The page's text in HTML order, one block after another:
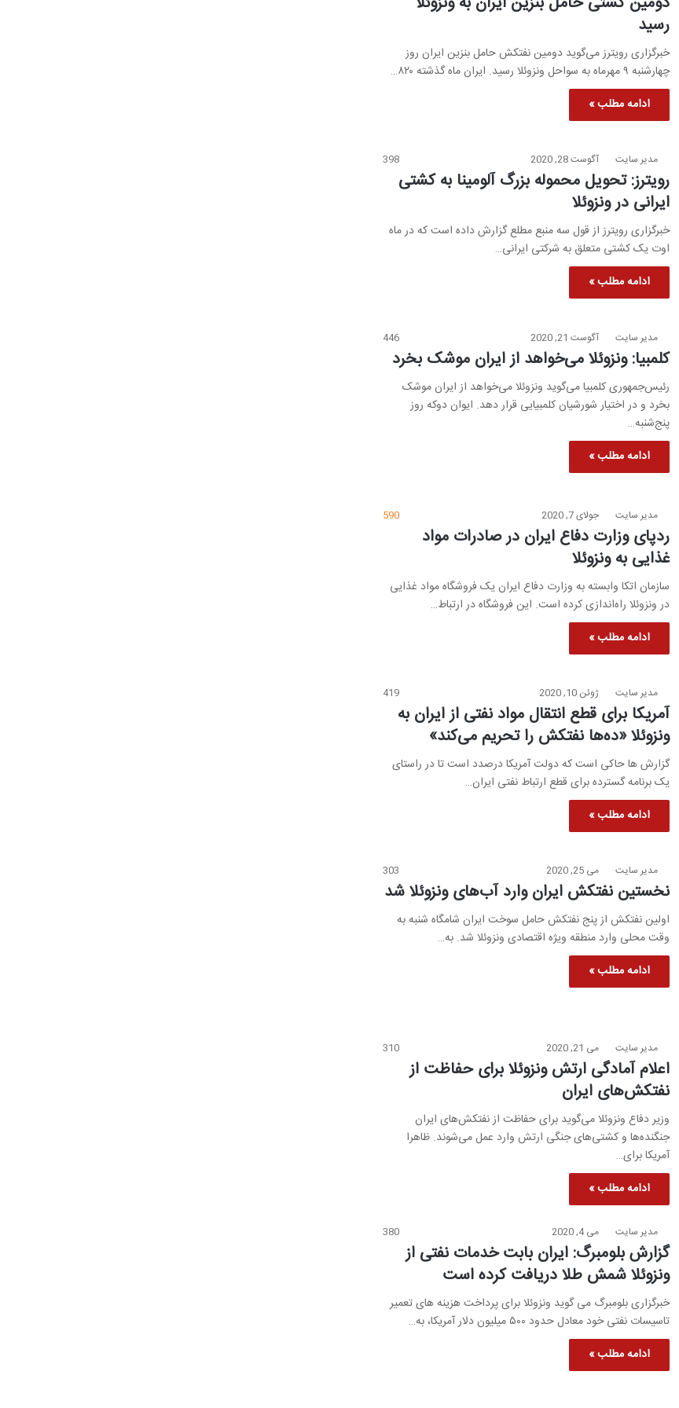
رسید
خبرگزاری رویترز می‌گوید دومین نفتکش حامل بنزین ایران روز
چهارشنبه ۹ مهرماه به سواحل ونزوئلا رسید. ایران ماه گذشته ۸۲۰…
ادامه مطلب »
مدیر سایت آگوست 28, 2020 398
رویترز: تحویل محموله بزرگ آلومینا به کشتی
ایرانی در ونزوئلا
خبرگزاری رویترز از قول سه منبع مطلع گزارش داده است که در ماه
اوت یک کشتی متعلق به شرکتی ایرانی…
ادامه مطلب »
مدیر سایت آگوست 21, 2020 446
کلمبیا: ونزوئلا می‌خواهد از ایران موشک بخرد
رئیس‌جمهوری کلمبیا می‌گوید ونزوئلا می‌خواهد از ایران موشک
بخرد و در اختیار شورشیان کلمبیایی قرار دهد. ایوان دوکه روز
پنج‌شنبه…
ادامه مطلب »
مدیر سایت جولای 7, 2020 590
ردپای وزارت دفاع ایران در صادرات مواد
غذایی به ونزوئلا
سازمان اتکا وابسته به وزارت دفاع ایران یک فروشگاه مواد غذایی
در ونزوئلا راه‌اندازی کرده است. این فروشگاه در ارتباط…
ادامه مطلب »
مدیر سایت ژوئن 10, 2020 419
آمریکا برای قطع انتقال مواد نفتی از ایران به
ونزوئلا «ده‌ها نفتکش را تحریم می‌کند»
گزارش ها حاکی است که دولت آمریکا درصدد است تا در راستای
یک برنامه گسترده برای قطع ارتباط نفتی ایران…
ادامه مطلب »
مدیر سایت می 25, 2020 303
نخستین نفتکش ایران وارد آب‌های ونزوئلا شد
اولین نفتکش از پنج نفتکش حامل سوخت ایران شامگاه شنبه به
وقت محلی وارد منطقه ویژه اقتصادی ونزوئلا شد. به…
ادامه مطلب »
مدیر سایت می 21, 2020 310
اعلام آمادگی ارتش ونزوئلا برای حفاظت از
نفتکش‌های ایران
وزیر دفاع ونزوئلا می‌گوید برای حفاظت از نفتکش‌های ایران
جنگنده‌ها و کشتی‌های جنگی ارتش وارد عمل می‌شوند. ظاهرا
آمریکا برای…
ادامه مطلب »
مدیر سایت می 4, 2020 380
گزارش بلومبرگ: ایران بابت خدمات نفتی از
ونزوئلا شمش طلا دریافت کرده است
خبرگزاری بلومبرگ می گوید ونزوئلا برای پرداخت هزینه های تعمیر
تاسیسات نفتی خود معادل حدود ۵۰۰ میلیون دلار آمریکا، به…
ادامه مطلب »